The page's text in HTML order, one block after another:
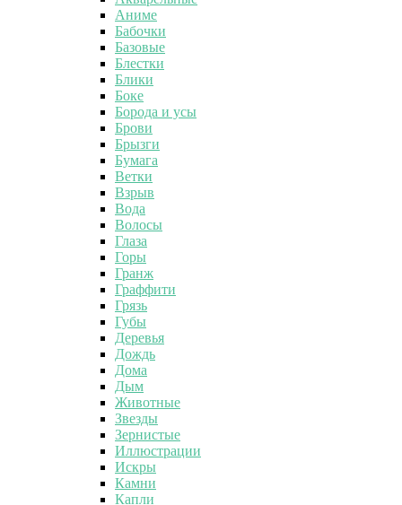
Аниме
Бабочки
Базовые
Блестки
Блики
Боке
Борода и усы
Брови
Брызги
Бумага
Ветки
Взрыв
Вода
Волосы
Глаза
Горы
Гранж
Граффити
Грязь
Губы
Деревья
Дождь
Дома
Дым
Животные
Звезды
Зернистые
Иллюстрации
Искры
Камни
Капли